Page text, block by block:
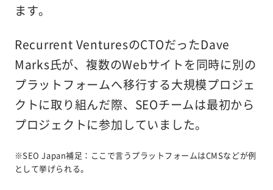
ます。
Recurrent VenturesのCTOだったDave
Marks氏が、複数のWebサイトを同時に別の
プラットフォームへ移行する大規模プロジェ
クトに取り組んだ際、SEOチームは最初から
プロジェクトに参加していました。
※SEO Japan補足：ここで言うプラットフォームはCMSなどが例
として挙げられる。